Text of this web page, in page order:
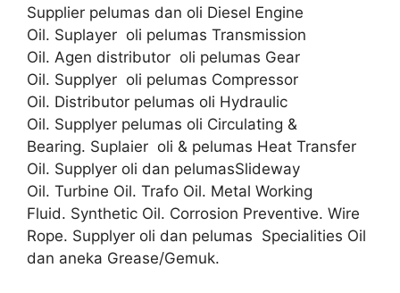
Supplier pelumas dan oli Diesel Engine
Oil. Suplayer oli pelumas Transmission
Oil. Agen distributor oli pelumas Gear
Oil. Supplyer oli pelumas Compressor
Oil. Distributor pelumas oli Hydraulic
Oil. Supplyer pelumas oli Circulating &
Bearing. Suplaier oli & pelumas Heat Transfer
Oil. Supplyer oli dan pelumasSlideway
Oil. Turbine Oil. Trafo Oil. Metal Working
Fluid. Synthetic Oil. Corrosion Preventive. Wire
Rope. Supplyer oli dan pelumas Specialities Oil
dan aneka Grease/Gemuk.